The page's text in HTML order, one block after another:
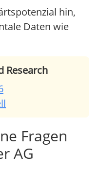
hin,
Daten wie
Research
Fragen
AG